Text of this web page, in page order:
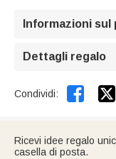
Informazioni
Dettagli regalo
Condividi: 
Ricevi idee regalo
casella di posta.